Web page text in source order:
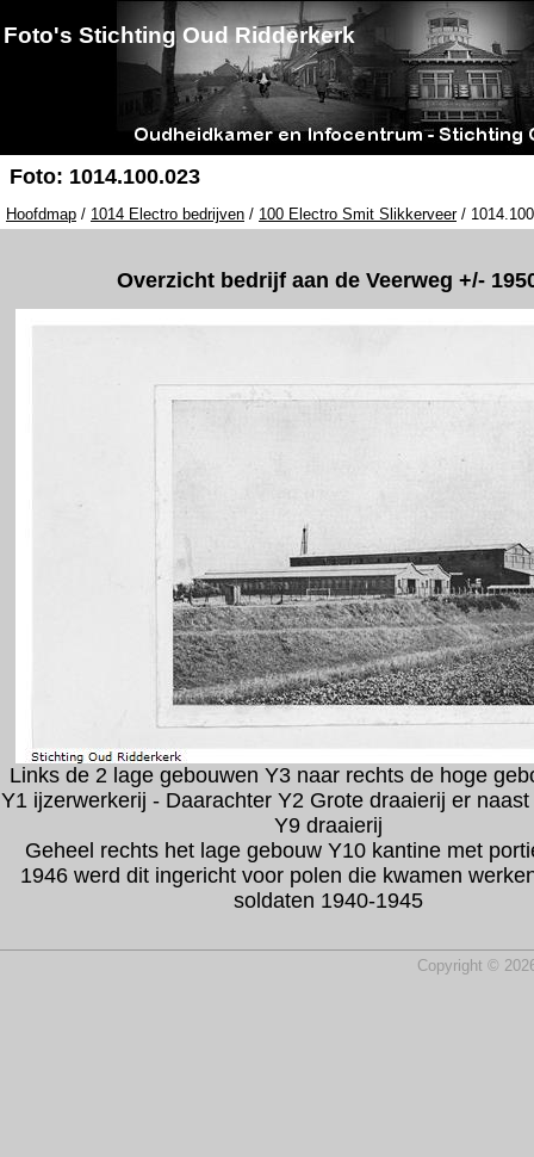
Foto's Stichting Oud Ridderkerk
Foto: 1014.100.023
Hoofdmap / 1014 Electro bedrijven / 100 Electro Smit Slikkerveer/
Overzicht bedrijf aan de Veerweg +/-
Links de 2 lage gebouwen Y3 naar rechts de hoge
Y1 ijzerwerkerij - Daarachter Y2 Grote draaierij er
Y9 draaierij
Geheel rechts het lage gebouw Y10 kantine met
1946 werd dit ingericht voor polen die kwamen
soldaten 1940-1945
Copyright ©